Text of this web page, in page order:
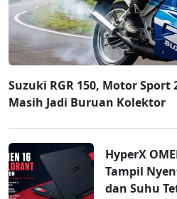
Suzuki RGR 150, Motor Sport
Masih Jadi Buruan Kolektor
HyperX
Tampil
dan Suhu